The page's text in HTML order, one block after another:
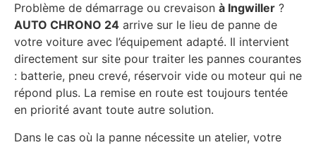
Problème de démarrage ou crevaison à Ingwiller ?
AUTO CHRONO 24 arrive sur le lieu de panne de
votre voiture avec l’équipement adapté. Il intervient
directement sur site pour traiter les pannes courantes
: batterie, pneu crevé, réservoir vide ou moteur qui ne
répond plus. La remise en route est toujours tentée
en priorité avant toute autre solution.
Dans le cas où la panne nécessite un atelier, votre